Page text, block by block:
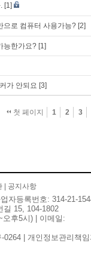
[1]
으로 컴퓨터 사용가능? [2]
능한가요? [1]
가 안되요 [3]
첫 페이지 1 2 3
공지사항
자등록번호: 314-21-
길 15, 104-1802
오후5시) | 이메일:
0264 | 개인정보관리책